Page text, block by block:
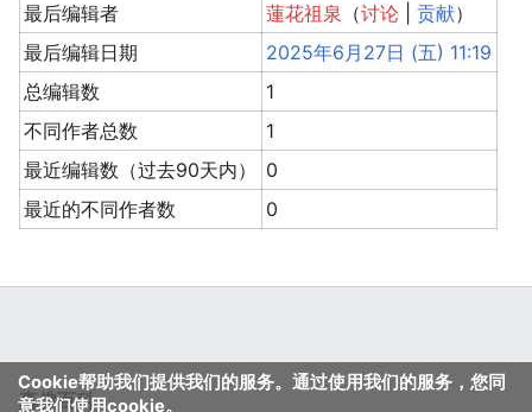
最后编辑者
蓮花祖泉 （讨论 |贡献）
最后编辑日期
2025年6月27日 (五) 11:19
总编辑数
1
不同作者总数
1
最近编辑数（过去90天内）
0
最近的不同作者数
0
Cookie帮助我们提供我们的服务。通过使用我们的服务，您同
意我们使用cookie。
真佛百科